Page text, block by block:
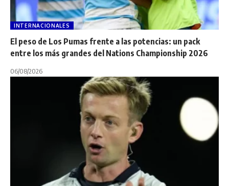
INTERNACIONALES
El peso de Los Pumas frente a las potencias: un pack
entre los más grandes del Nations Championship 2026
06/08/2026